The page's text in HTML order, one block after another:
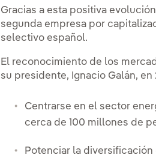
Gracias a esta positiva
segunda empresa por
selectivo español.
El reconocimiento de los
su presidente, Ignacio Galán, en
Centrarse en el sector
cerca de 100 millones de
Potenciar la diversificación